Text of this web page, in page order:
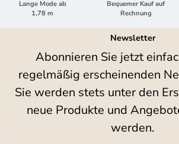
Lange Mode ab
1,78 m
Bequemer Kauf auf
Rechnung
Newsletter
Abonnieren Sie jetzt
regelmäßig erscheinenden
Sie werden stets unter den
neue Produkte und
werden.